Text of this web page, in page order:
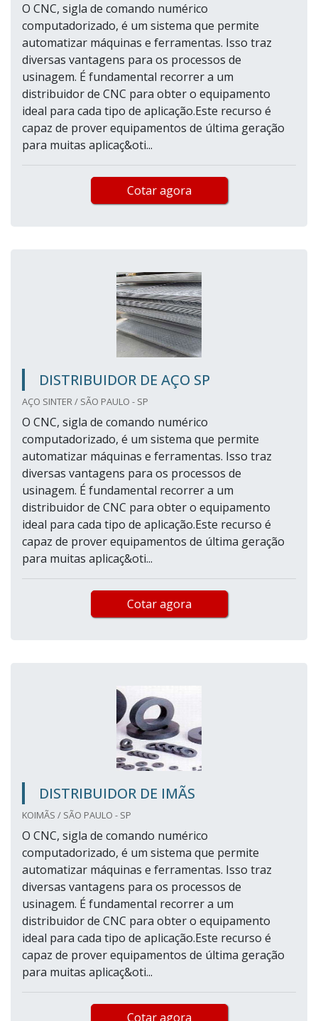
O CNC, sigla de comando numérico
computadorizado, é um sistema que permite
automatizar máquinas e ferramentas. Isso traz
diversas vantagens para os processos de
usinagem. É fundamental recorrer a um
distribuidor de CNC para obter o equipamento
ideal para cada tipo de aplicação.Este recurso é
capaz de prover equipamentos de última geração
para muitas aplicaç&oti...
Cotar agora
DISTRIBUIDOR DE AÇO SP
AÇO SINTER / SÃO PAULO - SP
O CNC, sigla de comando numérico
computadorizado, é um sistema que permite
automatizar máquinas e ferramentas. Isso traz
diversas vantagens para os processos de
usinagem. É fundamental recorrer a um
distribuidor de CNC para obter o equipamento
ideal para cada tipo de aplicação.Este recurso é
capaz de prover equipamentos de última geração
para muitas aplicaç&oti...
Cotar agora
DISTRIBUIDOR DE IMÃS
KOIMÃS / SÃO PAULO - SP
O CNC, sigla de comando numérico
computadorizado, é um sistema que permite
automatizar máquinas e ferramentas. Isso traz
diversas vantagens para os processos de
usinagem. É fundamental recorrer a um
distribuidor de CNC para obter o equipamento
ideal para cada tipo de aplicação.Este recurso é
capaz de prover equipamentos de última geração
para muitas aplicaç&oti...
Cotar agora